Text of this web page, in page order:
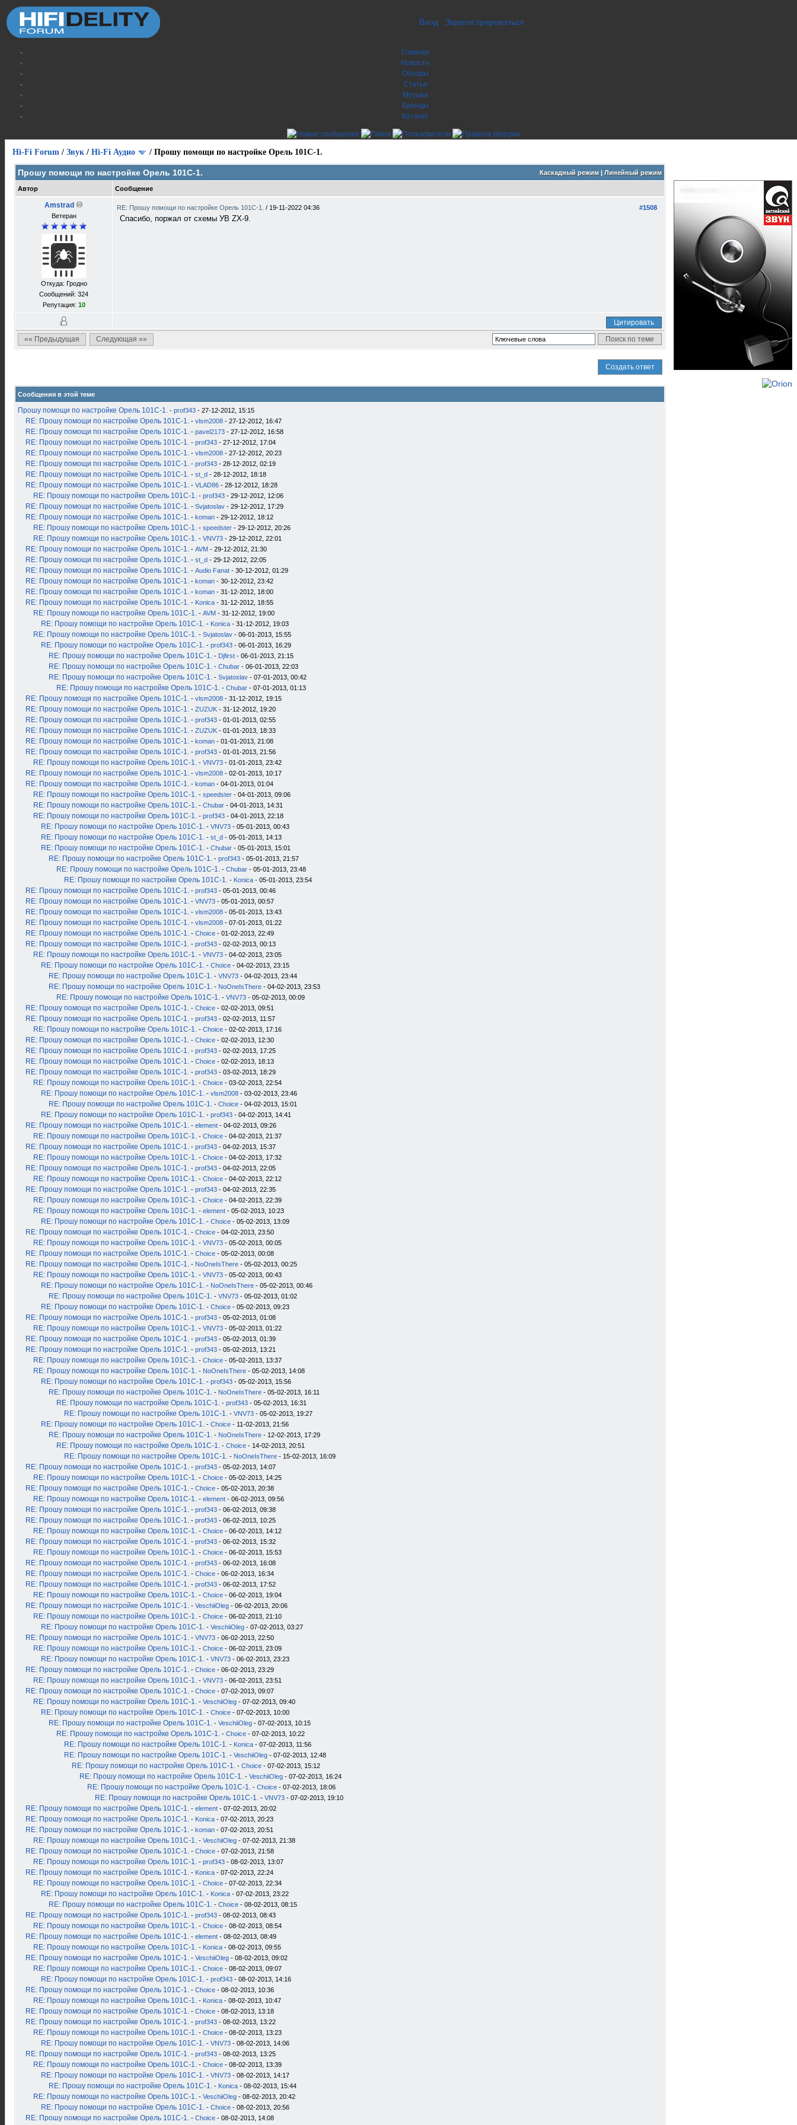
Вход Зарегистрироваться
Главная
Новости
Обзоры
Статьи
Музыка
Бренды
Каталог
Hi-Fi Forum / Звук / Hi-Fi Аудио / Прошу помощи по настройке Орель 101С-1.
Каскадный режим| Линейный режим
Прошу помощи по настройке Орель 101С-1.
Автор Сообщение
Amstrad
Ветеран
Откуда: Гродно
Сообщений: 324
Репутация: 10
#1508
RE: Прошу помощи по настройке Орель 101С-1. / 19-11-2022 04:36
Спасибо, поржал от схемы УВ ZX-9.
Цитировать
«« Предыдущая
Следующая »»
Создать ответ
Сообщения в этой теме
Прошу помощи по настройке Орель 101С-1. - prof343 - 27-12-2012, 15:15
RE: Прошу помощи по настройке Орель 101С-1. - vlsm2008 - 27-12-2012, 16:47
RE: Прошу помощи по настройке Орель 101С-1. - pavel2173 - 27-12-2012, 16:58
RE: Прошу помощи по настройке Орель 101С-1. - prof343 - 27-12-2012, 17:04
RE: Прошу помощи по настройке Орель 101С-1. - vlsm2008 - 27-12-2012, 20:23
RE: Прошу помощи по настройке Орель 101С-1. - prof343 - 28-12-2012, 02:19
RE: Прошу помощи по настройке Орель 101С-1. - st_d - 28-12-2012, 18:18
RE: Прошу помощи по настройке Орель 101С-1. - VLAD86 - 28-12-2012, 18:28
RE: Прошу помощи по настройке Орель 101С-1. - prof343 - 29-12-2012, 12:06
RE: Прошу помощи по настройке Орель 101С-1. - Svjatoslav - 29-12-2012, 17:29
RE: Прошу помощи по настройке Орель 101С-1. - koman - 29-12-2012, 18:12
RE: Прошу помощи по настройке Орель 101С-1. - speedster - 29-12-2012, 20:26
RE: Прошу помощи по настройке Орель 101С-1. - VNV73 - 29-12-2012, 22:01
RE: Прошу помощи по настройке Орель 101С-1. - AVM - 29-12-2012, 21:30
RE: Прошу помощи по настройке Орель 101С-1. - st_d - 29-12-2012, 22:05
RE: Прошу помощи по настройке Орель 101С-1. - Audio Fanat - 30-12-2012, 01:29
RE: Прошу помощи по настройке Орель 101С-1. - koman - 30-12-2012, 23:42
RE: Прошу помощи по настройке Орель 101С-1. - koman - 31-12-2012, 18:00
RE: Прошу помощи по настройке Орель 101С-1. - Konica - 31-12-2012, 18:55
RE: Прошу помощи по настройке Орель 101С-1. - AVM - 31-12-2012, 19:00
RE: Прошу помощи по настройке Орель 101С-1. - Konica - 31-12-2012, 19:03
RE: Прошу помощи по настройке Орель 101С-1. - Svjatoslav - 06-01-2013, 15:55
RE: Прошу помощи по настройке Орель 101С-1. - prof343 - 06-01-2013, 16:29
RE: Прошу помощи по настройке Орель 101С-1. - Djfirst - 06-01-2013, 21:15
RE: Прошу помощи по настройке Орель 101С-1. - Chubar - 06-01-2013, 22:03
RE: Прошу помощи по настройке Орель 101С-1. - Svjatoslav - 07-01-2013, 00:42
RE: Прошу помощи по настройке Орель 101С-1. - Chubar - 07-01-2013, 01:13
RE: Прошу помощи по настройке Орель 101С-1. - vlsm2008 - 31-12-2012, 19:15
RE: Прошу помощи по настройке Орель 101С-1. - ZUZUK - 31-12-2012, 19:20
RE: Прошу помощи по настройке Орель 101С-1. - prof343 - 01-01-2013, 02:55
RE: Прошу помощи по настройке Орель 101С-1. - ZUZUK - 01-01-2013, 18:33
RE: Прошу помощи по настройке Орель 101С-1. - koman - 01-01-2013, 21:08
RE: Прошу помощи по настройке Орель 101С-1. - prof343 - 01-01-2013, 21:56
RE: Прошу помощи по настройке Орель 101С-1. - VNV73 - 01-01-2013, 23:42
RE: Прошу помощи по настройке Орель 101С-1. - vlsm2008 - 02-01-2013, 10:17
RE: Прошу помощи по настройке Орель 101С-1. - koman - 04-01-2013, 01:04
RE: Прошу помощи по настройке Орель 101С-1. - speedster - 04-01-2013, 09:06
RE: Прошу помощи по настройке Орель 101С-1. - Chubar - 04-01-2013, 14:31
RE: Прошу помощи по настройке Орель 101С-1. - prof343 - 04-01-2013, 22:18
RE: Прошу помощи по настройке Орель 101С-1. - VNV73 - 05-01-2013, 00:43
RE: Прошу помощи по настройке Орель 101С-1. - st_d - 05-01-2013, 14:13
RE: Прошу помощи по настройке Орель 101С-1. - Chubar - 05-01-2013, 15:01
RE: Прошу помощи по настройке Орель 101С-1. - prof343 - 05-01-2013, 21:57
RE: Прошу помощи по настройке Орель 101С-1. - Chubar - 05-01-2013, 23:48
RE: Прошу помощи по настройке Орель 101С-1. - Konica - 05-01-2013, 23:54
RE: Прошу помощи по настройке Орель 101С-1. - prof343 - 05-01-2013, 00:46
RE: Прошу помощи по настройке Орель 101С-1. - VNV73 - 05-01-2013, 00:57
RE: Прошу помощи по настройке Орель 101С-1. - vlsm2008 - 05-01-2013, 13:43
RE: Прошу помощи по настройке Орель 101С-1. - vlsm2008 - 07-01-2013, 01:22
RE: Прошу помощи по настройке Орель 101С-1. - Choice - 01-02-2013, 22:49
RE: Прошу помощи по настройке Орель 101С-1. - prof343 - 02-02-2013, 00:13
RE: Прошу помощи по настройке Орель 101С-1. - VNV73 - 04-02-2013, 23:05
RE: Прошу помощи по настройке Орель 101С-1. - Choice - 04-02-2013, 23:15
RE: Прошу помощи по настройке Орель 101С-1. - VNV73 - 04-02-2013, 23:44
RE: Прошу помощи по настройке Орель 101С-1. - NoOneIsThere - 04-02-2013, 23:53
RE: Прошу помощи по настройке Орель 101С-1. - VNV73 - 05-02-2013, 00:09
RE: Прошу помощи по настройке Орель 101С-1. - Choice - 02-02-2013, 09:51
RE: Прошу помощи по настройке Орель 101С-1. - prof343 - 02-02-2013, 11:57
RE: Прошу помощи по настройке Орель 101С-1. - Choice - 02-02-2013, 17:16
RE: Прошу помощи по настройке Орель 101С-1. - Choice - 02-02-2013, 12:30
RE: Прошу помощи по настройке Орель 101С-1. - prof343 - 02-02-2013, 17:25
RE: Прошу помощи по настройке Орель 101С-1. - Choice - 02-02-2013, 18:13
RE: Прошу помощи по настройке Орель 101С-1. - prof343 - 03-02-2013, 18:29
RE: Прошу помощи по настройке Орель 101С-1. - Choice - 03-02-2013, 22:54
RE: Прошу помощи по настройке Орель 101С-1. - vlsm2008 - 03-02-2013, 23:46
RE: Прошу помощи по настройке Орель 101С-1. - Choice - 04-02-2013, 15:01
RE: Прошу помощи по настройке Орель 101С-1. - prof343 - 04-02-2013, 14:41
RE: Прошу помощи по настройке Орель 101С-1. - element - 04-02-2013, 09:26
RE: Прошу помощи по настройке Орель 101С-1. - Choice - 04-02-2013, 21:37
RE: Прошу помощи по настройке Орель 101С-1. - prof343 - 04-02-2013, 15:37
RE: Прошу помощи по настройке Орель 101С-1. - Choice - 04-02-2013, 17:32
RE: Прошу помощи по настройке Орель 101С-1. - prof343 - 04-02-2013, 22:05
RE: Прошу помощи по настройке Орель 101С-1. - Choice - 04-02-2013, 22:12
RE: Прошу помощи по настройке Орель 101С-1. - prof343 - 04-02-2013, 22:35
RE: Прошу помощи по настройке Орель 101С-1. - Choice - 04-02-2013, 22:39
RE: Прошу помощи по настройке Орель 101С-1. - element - 05-02-2013, 10:23
RE: Прошу помощи по настройке Орель 101С-1. - Choice - 05-02-2013, 13:09
RE: Прошу помощи по настройке Орель 101С-1. - Choice - 04-02-2013, 23:50
RE: Прошу помощи по настройке Орель 101С-1. - VNV73 - 05-02-2013, 00:05
RE: Прошу помощи по настройке Орель 101С-1. - Choice - 05-02-2013, 00:08
RE: Прошу помощи по настройке Орель 101С-1. - NoOneIsThere - 05-02-2013, 00:25
RE: Прошу помощи по настройке Орель 101С-1. - VNV73 - 05-02-2013, 00:43
RE: Прошу помощи по настройке Орель 101С-1. - NoOneIsThere - 05-02-2013, 00:46
RE: Прошу помощи по настройке Орель 101С-1. - VNV73 - 05-02-2013, 01:02
RE: Прошу помощи по настройке Орель 101С-1. - Choice - 05-02-2013, 09:23
RE: Прошу помощи по настройке Орель 101С-1. - prof343 - 05-02-2013, 01:08
RE: Прошу помощи по настройке Орель 101С-1. - VNV73 - 05-02-2013, 01:22
RE: Прошу помощи по настройке Орель 101С-1. - prof343 - 05-02-2013, 01:39
RE: Прошу помощи по настройке Орель 101С-1. - prof343 - 05-02-2013, 13:21
RE: Прошу помощи по настройке Орель 101С-1. - Choice - 05-02-2013, 13:37
RE: Прошу помощи по настройке Орель 101С-1. - NoOneIsThere - 05-02-2013, 14:08
RE: Прошу помощи по настройке Орель 101С-1. - prof343 - 05-02-2013, 15:56
RE: Прошу помощи по настройке Орель 101С-1. - NoOneIsThere - 05-02-2013, 16:11
RE: Прошу помощи по настройке Орель 101С-1. - prof343 - 05-02-2013, 16:31
RE: Прошу помощи по настройке Орель 101С-1. - VNV73 - 05-02-2013, 19:27
RE: Прошу помощи по настройке Орель 101С-1. - Choice - 11-02-2013, 21:56
RE: Прошу помощи по настройке Орель 101С-1. - NoOneIsThere - 12-02-2013, 17:29
RE: Прошу помощи по настройке Орель 101С-1. - Choice - 14-02-2013, 20:51
RE: Прошу помощи по настройке Орель 101С-1. - NoOneIsThere - 15-02-2013, 16:09
RE: Прошу помощи по настройке Орель 101С-1. - prof343 - 05-02-2013, 14:07
RE: Прошу помощи по настройке Орель 101С-1. - Choice - 05-02-2013, 14:25
RE: Прошу помощи по настройке Орель 101С-1. - Choice - 05-02-2013, 20:38
RE: Прошу помощи по настройке Орель 101С-1. - element - 06-02-2013, 09:56
RE: Прошу помощи по настройке Орель 101С-1. - prof343 - 06-02-2013, 09:38
RE: Прошу помощи по настройке Орель 101С-1. - prof343 - 06-02-2013, 10:25
RE: Прошу помощи по настройке Орель 101С-1. - Choice - 06-02-2013, 14:12
RE: Прошу помощи по настройке Орель 101С-1. - prof343 - 06-02-2013, 15:32
RE: Прошу помощи по настройке Орель 101С-1. - Choice - 06-02-2013, 15:53
RE: Прошу помощи по настройке Орель 101С-1. - prof343 - 06-02-2013, 16:08
RE: Прошу помощи по настройке Орель 101С-1. - Choice - 06-02-2013, 16:34
RE: Прошу помощи по настройке Орель 101С-1. - prof343 - 06-02-2013, 17:52
RE: Прошу помощи по настройке Орель 101С-1. - Choice - 06-02-2013, 19:04
RE: Прошу помощи по настройке Орель 101С-1. - VeschiiOleg - 06-02-2013, 20:06
RE: Прошу помощи по настройке Орель 101С-1. - Choice - 06-02-2013, 21:10
RE: Прошу помощи по настройке Орель 101С-1. - VeschiiOleg - 07-02-2013, 03:27
RE: Прошу помощи по настройке Орель 101С-1. - VNV73 - 06-02-2013, 22:50
RE: Прошу помощи по настройке Орель 101С-1. - Choice - 06-02-2013, 23:09
RE: Прошу помощи по настройке Орель 101С-1. - VNV73 - 06-02-2013, 23:23
RE: Прошу помощи по настройке Орель 101С-1. - Choice - 06-02-2013, 23:29
RE: Прошу помощи по настройке Орель 101С-1. - VNV73 - 06-02-2013, 23:51
RE: Прошу помощи по настройке Орель 101С-1. - Choice - 07-02-2013, 09:07
RE: Прошу помощи по настройке Орель 101С-1. - VeschiiOleg - 07-02-2013, 09:40
RE: Прошу помощи по настройке Орель 101С-1. - Choice - 07-02-2013, 10:00
RE: Прошу помощи по настройке Орель 101С-1. - VeschiiOleg - 07-02-2013, 10:15
RE: Прошу помощи по настройке Орель 101С-1. - Choice - 07-02-2013, 10:22
RE: Прошу помощи по настройке Орель 101С-1. - Konica - 07-02-2013, 11:56
RE: Прошу помощи по настройке Орель 101С-1. - VeschiiOleg - 07-02-2013, 12:48
RE: Прошу помощи по настройке Орель 101С-1. - Choice - 07-02-2013, 15:12
RE: Прошу помощи по настройке Орель 101С-1. - VeschiiOleg - 07-02-2013, 16:24
RE: Прошу помощи по настройке Орель 101С-1. - Choice - 07-02-2013, 18:06
RE: Прошу помощи по настройке Орель 101С-1. - VNV73 - 07-02-2013, 19:10
RE: Прошу помощи по настройке Орель 101С-1. - element - 07-02-2013, 20:02
RE: Прошу помощи по настройке Орель 101С-1. - Konica - 07-02-2013, 20:23
RE: Прошу помощи по настройке Орель 101С-1. - koman - 07-02-2013, 20:51
RE: Прошу помощи по настройке Орель 101С-1. - VeschiiOleg - 07-02-2013, 21:38
RE: Прошу помощи по настройке Орель 101С-1. - Choice - 07-02-2013, 21:58
RE: Прошу помощи по настройке Орель 101С-1. - prof343 - 08-02-2013, 13:07
RE: Прошу помощи по настройке Орель 101С-1. - Konica - 07-02-2013, 22:24
RE: Прошу помощи по настройке Орель 101С-1. - Choice - 07-02-2013, 22:34
RE: Прошу помощи по настройке Орель 101С-1. - Konica - 07-02-2013, 23:22
RE: Прошу помощи по настройке Орель 101С-1. - Choice - 08-02-2013, 08:15
RE: Прошу помощи по настройке Орель 101С-1. - prof343 - 08-02-2013, 08:43
RE: Прошу помощи по настройке Орель 101С-1. - Choice - 08-02-2013, 08:54
RE: Прошу помощи по настройке Орель 101С-1. - element - 08-02-2013, 08:49
RE: Прошу помощи по настройке Орель 101С-1. - Konica - 08-02-2013, 09:55
RE: Прошу помощи по настройке Орель 101С-1. - VeschiiOleg - 08-02-2013, 09:02
RE: Прошу помощи по настройке Орель 101С-1. - Choice - 08-02-2013, 09:07
RE: Прошу помощи по настройке Орель 101С-1. - prof343 - 08-02-2013, 14:16
RE: Прошу помощи по настройке Орель 101С-1. - Choice - 08-02-2013, 10:36
RE: Прошу помощи по настройке Орель 101С-1. - Konica - 08-02-2013, 10:47
RE: Прошу помощи по настройке Орель 101С-1. - Choice - 08-02-2013, 13:18
RE: Прошу помощи по настройке Орель 101С-1. - prof343 - 08-02-2013, 13:22
RE: Прошу помощи по настройке Орель 101С-1. - Choice - 08-02-2013, 13:23
RE: Прошу помощи по настройке Орель 101С-1. - VNV73 - 08-02-2013, 14:06
RE: Прошу помощи по настройке Орель 101С-1. - prof343 - 08-02-2013, 13:25
RE: Прошу помощи по настройке Орель 101С-1. - Choice - 08-02-2013, 13:39
RE: Прошу помощи по настройке Орель 101С-1. - VNV73 - 08-02-2013, 14:17
RE: Прошу помощи по настройке Орель 101С-1. - Konica - 08-02-2013, 15:44
RE: Прошу помощи по настройке Орель 101С-1. - VeschiiOleg - 08-02-2013, 20:42
RE: Прошу помощи по настройке Орель 101С-1. - Choice - 08-02-2013, 20:56
RE: Прошу помощи по настройке Орель 101С-1. - Choice - 08-02-2013, 14:08